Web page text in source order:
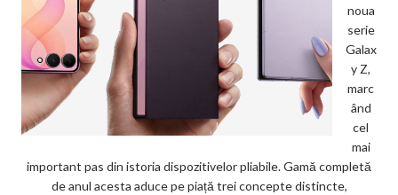
noua
serie
Galax
y Z,
marc
ând
cel
mai
important pas din istoria dispozitivelor pliabile. Gamă completă
de anul acesta aduce pe piață trei concepte distincte,